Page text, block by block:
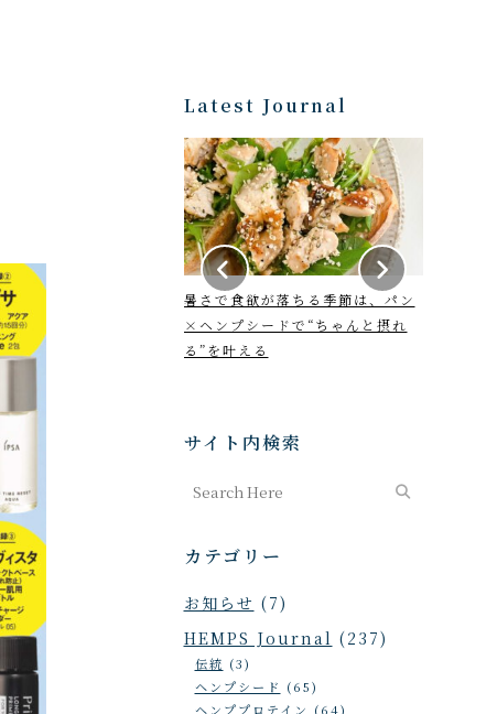
Latest Journal
月21日～7月22日
horoscope
暑さで食欲が落ちる季節は、パン
×ヘンプシードで“ちゃんと摂れ
る”を叶える
サイト内検索
カテゴリー
お知らせ (7)
HEMPS Journal (237)
伝統 (3)
ヘンプシード (65)
ヘンププロテイン (64)